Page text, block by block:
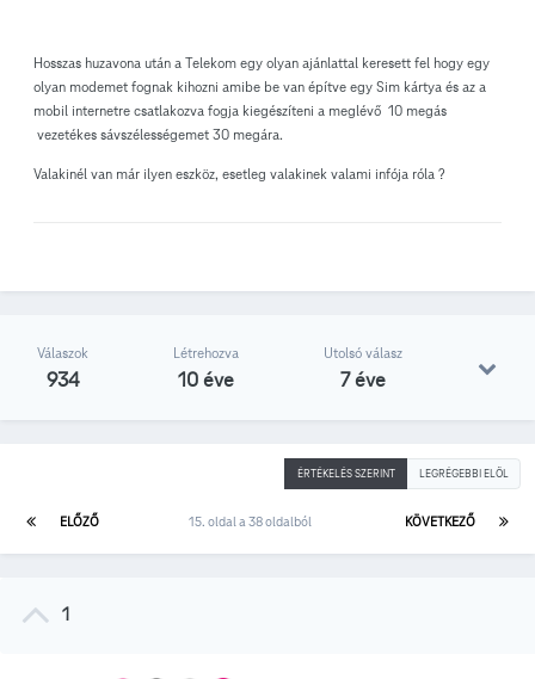
Hosszas huzavona után a Telekom egy olyan ajánlattal keresett fel hogy egy
olyan modemet fognak kihozni amibe be van építve egy Sim kártya és az a
mobil internetre csatlakozva fogja kiegészíteni a meglévő 10 megás
vezetékes sávszélességemet 30 megára.
Valakinél van már ilyen eszköz, esetleg valakinek valami infója róla ?
Válaszok
934
Létrehozva
10 éve
Utolsó válasz
7 éve
ÉRTÉKELÉS SZERINT LEGRÉGEBBI ELÖL
ELŐZŐ KÖVETKEZŐ
15. oldal a 38 oldalból
1